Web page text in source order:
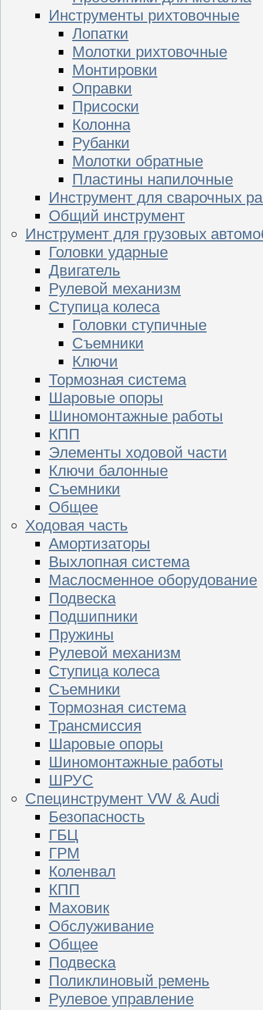
Инструменты рихтовочные
Лопатки
Молотки рихтовочные
Монтировки
Оправки
Присоски
Колонна
Рубанки
Молотки обратные
Пластины напилочные
Инструмент для сварочных
Общий инструмент
Инструмент для грузовых
Головки ударные
Двигатель
Рулевой механизм
Ступица колеса
Головки ступичные
Съемники
Ключи
Тормозная система
Шаровые опоры
Шиномонтажные работы
КПП
Элементы ходовой части
Ключи балонные
Съемники
Общее
Ходовая часть
Амортизаторы
Выхлопная система
Маслосменное оборудование
Подвеска
Подшипники
Пружины
Рулевой механизм
Ступица колеса
Съемники
Тормозная система
Трансмиссия
Шаровые опоры
Шиномонтажные работы
ШРУС
Специнструмент VW & Audi
Безопасность
ГБЦ
ГРМ
Коленвал
КПП
Маховик
Обслуживание
Общее
Подвеска
Поликлиновый ремень
Рулевое управление